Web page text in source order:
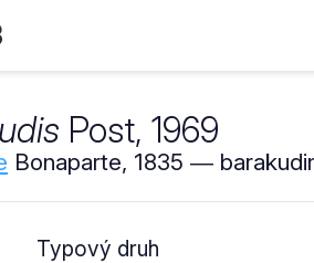
Post, 1969
Bonaparte, 1835 ―
Typový druh